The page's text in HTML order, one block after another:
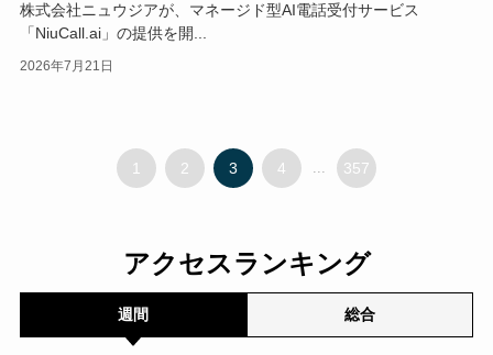
株式会社ニュウジアが、マネージド型AI電話受付サービス
「NiuCall.ai」の提供を開...
2026年7月21日
1 2 3 4 357
アクセスランキング
週間 総合